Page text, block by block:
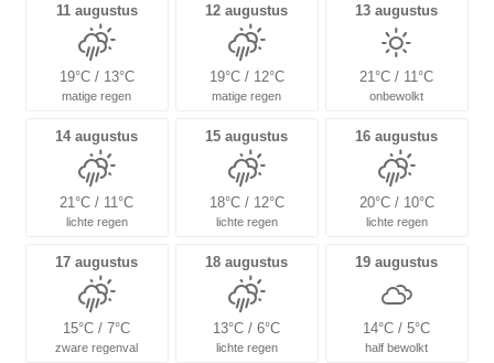
11 augustus
19°C / 13°C
matige regen
12 augustus
19°C / 12°C
matige regen
13 augustus
21°C / 11°C
onbewolkt
14 augustus
21°C / 11°C
lichte regen
15 augustus
18°C / 12°C
lichte regen
16 augustus
20°C / 10°C
lichte regen
17 augustus
15°C / 7°C
zware regenval
18 augustus
13°C / 6°C
lichte regen
19 augustus
14°C / 5°C
half bewolkt